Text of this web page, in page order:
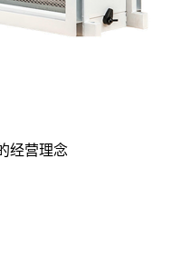
经营理念